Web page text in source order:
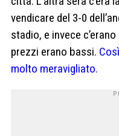
vendicare del 3-0
stadio, e invece
prezzi erano bassi.
molto meravigliato.